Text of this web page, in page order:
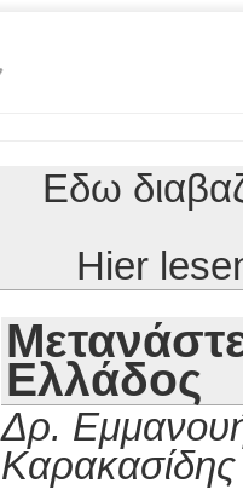
Εδω
Hier
Ελλάδος
Δρ.
Καρακασίδης